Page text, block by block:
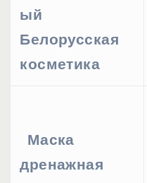
ый
Белорусская
косметика
Маска
дренажная